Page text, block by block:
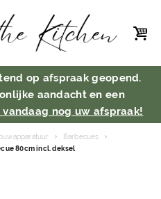
op afspraak geopend.
aandacht en een
vandaag nog uw afspraak!
Barbecues
80cm incl. deksel